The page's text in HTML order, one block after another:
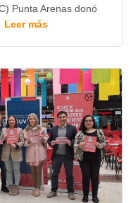
Punta Arenas donó
Leer más